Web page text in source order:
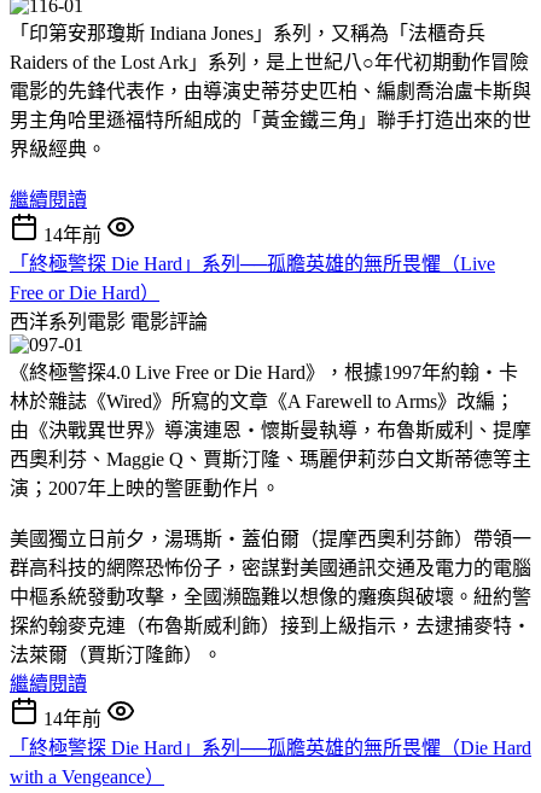
「印第安那瓊斯 Indiana Jones」系列，又稱為「法櫃奇兵
Raiders of the Lost Ark」系列，是上世紀八○年代初期動作冒險
電影的先鋒代表作，由導演史蒂芬史匹柏、編劇喬治盧卡斯與
男主角哈里遜福特所組成的「黃金鐵三角」聯手打造出來的世
界級經典。
繼續閱讀
14年前
「終極警探 Die Hard」系列──孤膽英雄的無所畏懼（Live
Free or Die Hard）
西洋系列電影 電影評論
《終極警探4.0 Live Free or Die Hard》，根據1997年約翰‧卡
林於雜誌《Wired》所寫的文章《A Farewell to Arms》改編；
由《決戰異世界》導演連恩‧懷斯曼執導，布魯斯威利、提摩
西奧利芬、Maggie Q、賈斯汀隆、瑪麗伊莉莎白文斯蒂德等主
演；2007年上映的警匪動作片。
美國獨立日前夕，湯瑪斯‧蓋伯爾（提摩西奧利芬飾）帶領一
群高科技的網際恐怖份子，密謀對美國通訊交通及電力的電腦
中樞系統發動攻擊，全國瀕臨難以想像的癱瘓與破壞。紐約警
探約翰麥克連（布魯斯威利飾）接到上級指示，去逮捕麥特‧
法萊爾（賈斯汀隆飾）。
繼續閱讀
14年前
「終極警探 Die Hard」系列──孤膽英雄的無所畏懼（Die Hard
with a Vengeance）